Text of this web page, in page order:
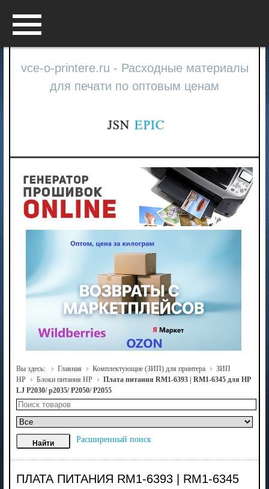
vce-o-printere.ru - Расходные материалы
для печати по оптовым ценам
Вы здесь: Главная Комплектующие (ЗИП) для принтера
ЗИП
HP
Блоки питания HP
Плата питания RM1-6393 | RM1-6345 для HP
LJ P2030/ p2035/ P2050/ P2055
Расширенный поиск
ПЛАТА ПИТАНИЯ RM1-6393 | RM1-6345